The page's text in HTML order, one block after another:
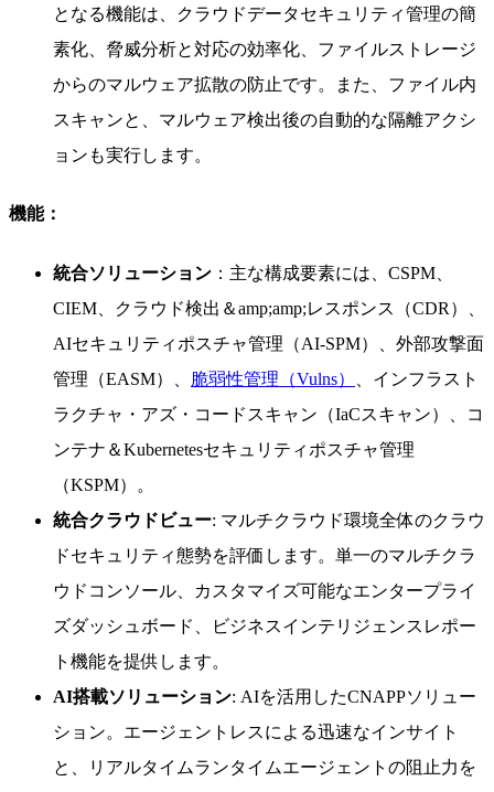
となる機能は、クラウドデータセキュリティ管理の簡
素化、脅威分析と対応の効率化、ファイルストレージ
からのマルウェア拡散の防止です。また、ファイル内
スキャンと、マルウェア検出後の自動的な隔離アクシ
ョンも実行します。
機能：
統合ソリューション ：主な構成要素には、CSPM、
CIEM、クラウド検出＆amp;amp;レスポンス（CDR）、
AIセキュリティポスチャ管理（AI-SPM）、外部攻撃面
管理（EASM）、 脆弱性管理（Vulns）
、インフラスト
ラクチャ・アズ・コードスキャン（IaCスキャン）、コ
ンテナ＆Kubernetesセキュリティポスチャ管理
（KSPM）。
統合クラウドビュー: マルチクラウド環境全体のクラウ
ドセキュリティ態勢を評価します。単一のマルチクラ
ウドコンソール、カスタマイズ可能なエンタープライ
ズダッシュボード、ビジネスインテリジェンスレポー
ト機能を提供します。
AI搭載ソリューション: AIを活用したCNAPPソリュー
ション。エージェントレスによる迅速なインサイト
と、リアルタイムランタイムエージェントの阻止力を